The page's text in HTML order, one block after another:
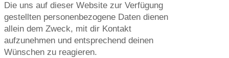
Die uns auf dieser Website zur Verfügung
gestellten personenbezogene Daten dienen
allein dem Zweck, mit dir Kontakt
aufzunehmen und entsprechend deinen
Wünschen zu reagieren.